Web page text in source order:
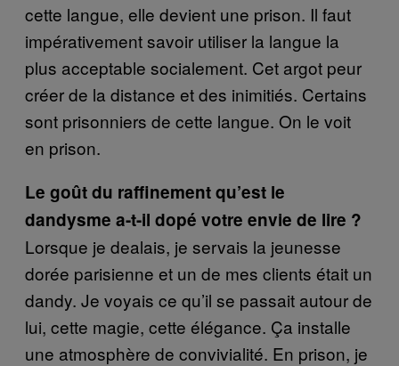
cette langue, elle devient une prison. Il faut
impérativement savoir utiliser la langue la
plus acceptable socialement. Cet argot peur
créer de la distance et des inimitiés. Certains
sont prisonniers de cette langue. On le voit
en prison.
Le goût du raffinement qu’est le
dandysme a-t-il dopé votre envie de lire ?
Lorsque je dealais, je servais la jeunesse
dorée parisienne et un de mes clients était un
dandy. Je voyais ce qu’il se passait autour de
lui, cette magie, cette élégance. Ça installe
une atmosphère de convivialité. En prison, je